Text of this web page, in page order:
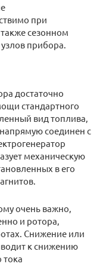
при
сезонном
прибора.
достаточно
стандартного
вид топлива,
соединен с
механическую
в его
очень важно,
и ротора,
Снижение или
к снижению
тока